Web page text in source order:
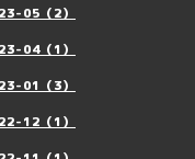
05（2）
04（1）
01（3）
12（1）